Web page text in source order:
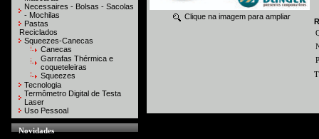
Necessaires - Bolsas - Sacolas
- Mochilas
Pastas
Reciclados
Squeezes-Canecas
Canecas
Garrafas Thérmica e
coqueteleiras
Squeezes
Tecnologia
Termômetro Digital de Testa
Laser
Uso Pessoal
Novidades
Clique na imagem para ampliar